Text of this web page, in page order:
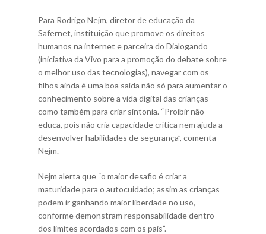
Para Rodrigo Nejm, diretor de educação da
Safernet, instituição que promove os direitos
humanos na internet e parceira do Dialogando
(iniciativa da Vivo para a promoção do debate sobre
o melhor uso das tecnologias), navegar com os
filhos ainda é uma boa saída não só para aumentar o
conhecimento sobre a vida digital das crianças
como também para criar sintonia. “Proibir não
educa, pois não cria capacidade crítica nem ajuda a
desenvolver habilidades de segurança”, comenta
Nejm.
Nejm alerta que “o maior desafio é criar a
maturidade para o autocuidado; assim as crianças
podem ir ganhando maior liberdade no uso,
conforme demonstram responsabilidade dentro
dos limites acordados com os pais”.